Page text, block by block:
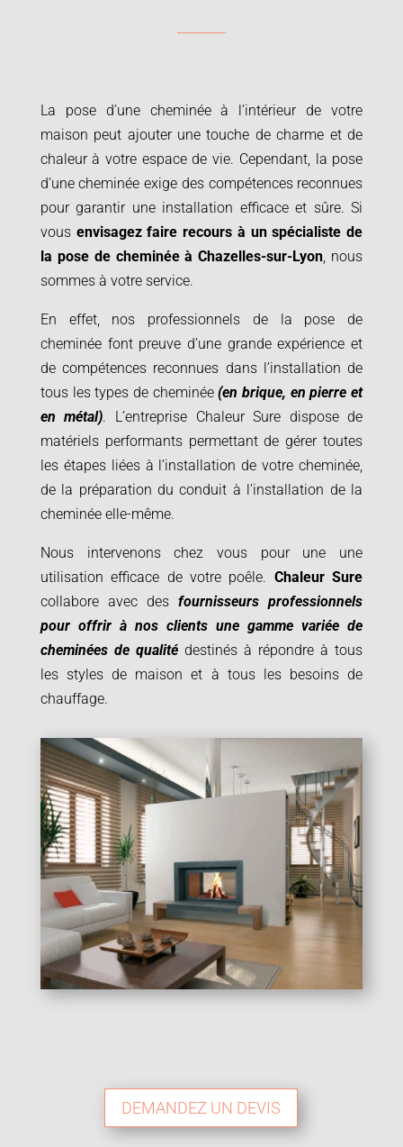
La pose d’une cheminée à l’intérieur de votre
maison peut ajouter une touche de charme et de
chaleur à votre espace de vie. Cependant, la pose
d’une cheminée exige des compétences reconnues
pour garantir une installation efficace et sûre. Si
vous envisagez faire recours à un spécialiste de
la pose de cheminée à Chazelles-sur-Lyon, nous
sommes à votre service.
En effet, nos professionnels de la pose de
cheminée font preuve d’une grande expérience et
de compétences reconnues dans l’installation de
tous les types de cheminée(en brique, en pierre et
en métal). L’entreprise Chaleur Sure dispose de
matériels performants permettant de gérer toutes
les étapes liées à l’installation de votre cheminée,
de la préparation du conduit à l’installation de la
cheminée elle-même.
Nous intervenons chez vous pour une une
utilisation efficace de votre poêle. Chaleur Sure
collabore avec desfournisseurs professionnels
pour offrir à nos clients une gamme variée de
cheminées de qualitédestinés à répondre à tous
les styles de maison et à tous les besoins de
chauffage.
DEMANDEZ UN DEVIS